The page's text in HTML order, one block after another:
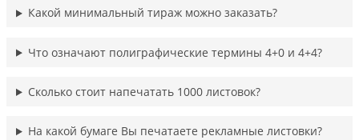
Какой минимальный тираж можно заказать?
Что означают полиграфические термины 4+0 и 4+4?
Сколько стоит напечатать 1000 листовок?
На какой бумаге Вы печатаете рекламные листовки?